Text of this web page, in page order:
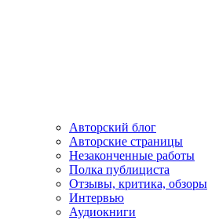
Авторский блог
Авторские страницы
Незаконченные работы
Полка публициста
Отзывы, критика, обзоры
Интервью
Аудиокниги